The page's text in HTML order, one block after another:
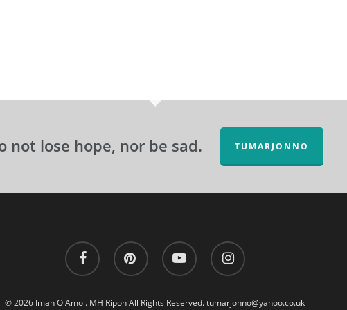
not lose hope, nor be sad. TUMARJONNO
facebook pinterest youtube instagram
© 2026 Iman O Amol. MH Ripon All Rights Reserved.tumarjonno@yahoo.co.uk